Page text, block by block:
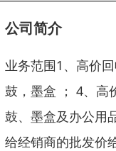
公司简介
业务范围1、高价
鼓，墨盒 ； 4、高
鼓、墨盒及办公用
给经销商的批发价